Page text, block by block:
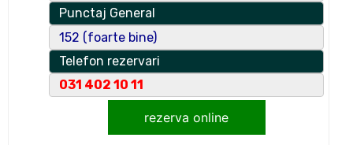
Punctaj General
152 (foarte bine)
Telefon rezervari
031 402 10 11
rezerva online